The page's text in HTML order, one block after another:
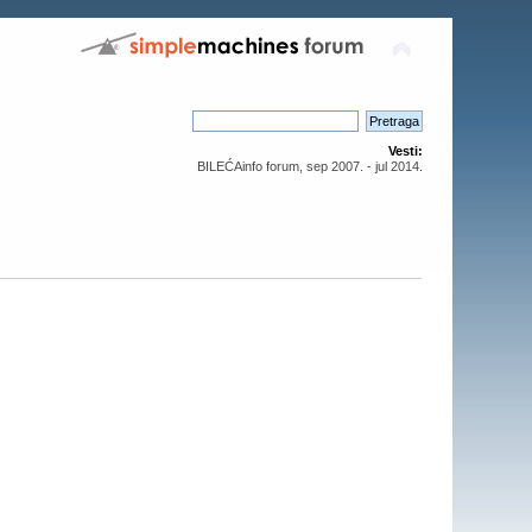
Vesti:
BILEĆAinfo forum, sep 2007. - jul 2014.